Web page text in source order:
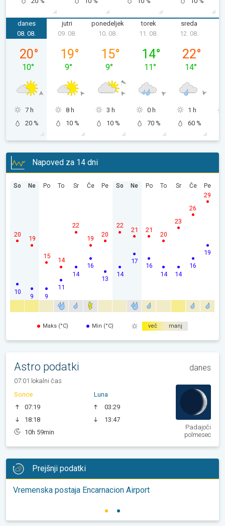
danes
sobota, 08. 08.
08. 08.
20°
10°
7 h
20 %
jutri
09. 08.
19°
9°
8 h
10 %
ponedeljek
10. 08.
15°
9°
3 h
10 %
torek
11. 08.
14°
11°
0 h
70 %
sreda
12. 08.
22°
14°
1 h
60 %
Napoved za 14 dni
So
10
20
Ne
9
19
Po
9
15
To
11
14
Sr
14
22
Če
16
19
Pe
13
20
So
14
22
Ne
17
21
Po
16
21
To
14
20
Sr
14
23
Če
16
26
Pe
19
29
Maks (°C) Min (°C) več manj
Astro podatki danes
07:01 lokalni čas
Sonce
07:19
18:18
10h 59min
Luna
03:29
13:47
Padajoči
polmesec
Prejšnji podatki
Vremenska postaja Encarnacion Airport